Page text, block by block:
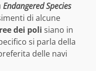
Endangered Species
di alcune
dei poli siano in
si parla della
delle navi